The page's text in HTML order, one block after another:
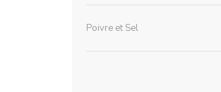
Poivre et Sel